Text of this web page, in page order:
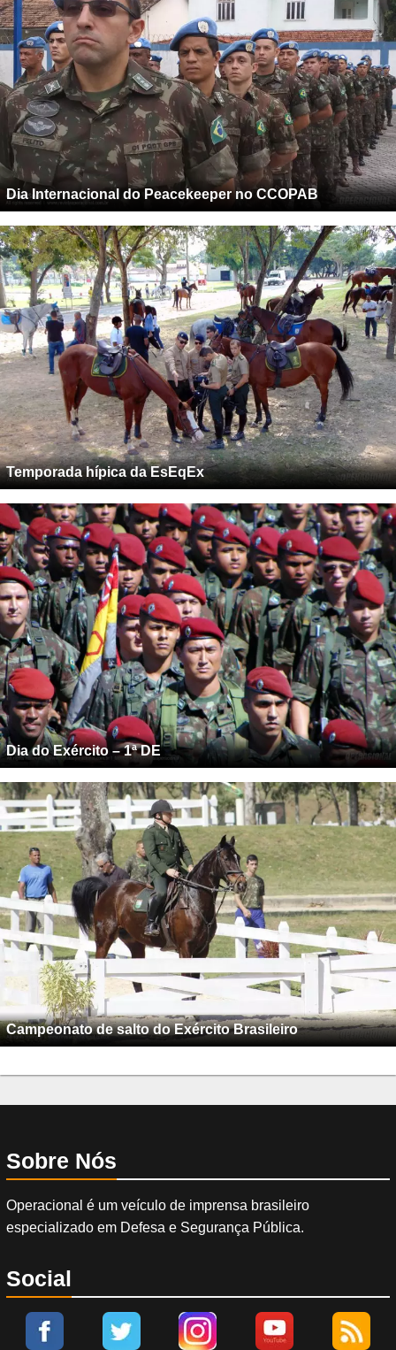
Dia Internacional do Peacekeeper no CCOPAB
Temporada hípica da EsEqEx
Dia do Exército – 1ª DE
Campeonato de salto do Exército Brasileiro
Sobre Nós
Operacional é um veículo de imprensa brasileiro
especializado em Defesa e Segurança Pública.
Social